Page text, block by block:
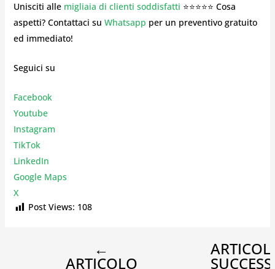
Unisciti alle migliaia di clienti soddisfatti ⭐⭐⭐⭐⭐ Cosa
aspetti? Contattaci su Whatsapp per un preventivo gratuito
ed immediato!
Seguici su
Facebook
Youtube
Instagram
TikTok
LinkedIn
Google Maps
X
Post Views: 108
←
ARTICOLO